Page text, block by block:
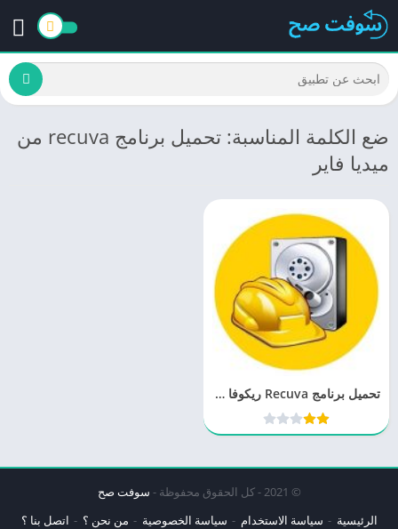
ضع الكلمة المناسبة: تحميل برنامج recuva من
ميديا فاير
تحميل برنامج Recuva ريكوفا لاستعادة الملفات المحذوفة 2023
© 2021 - كل الحقوق محفوظة -
سوفت صح
الرئيسية
سياسة الاستخدام سياسة الخصوصية من نحن ؟
اتصل بنا ؟